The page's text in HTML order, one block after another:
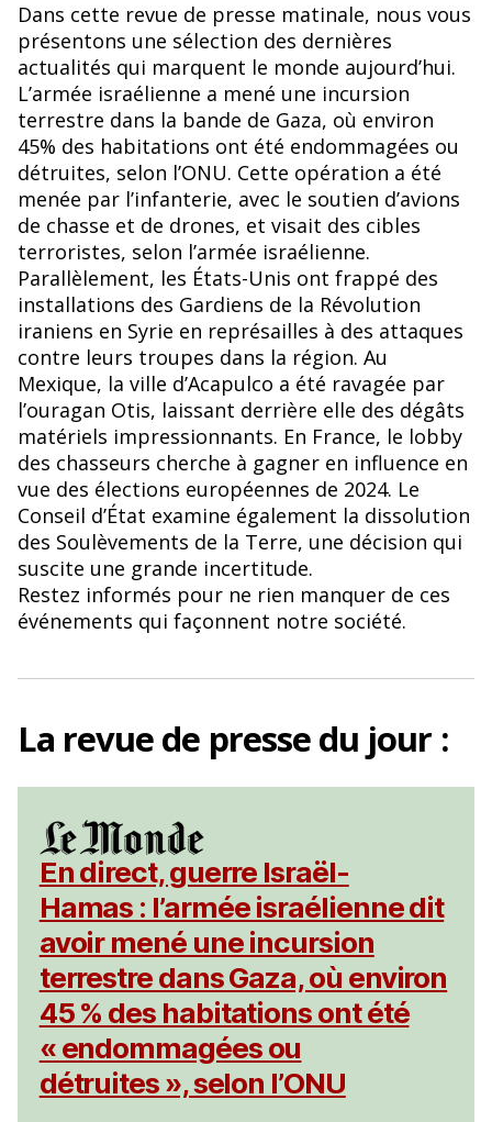
e
b
o
o
k
e
sk
y
Dans cette revue de presse matinale, nous vous
présentons une sélection des dernières
actualités qui marquent le monde aujourd’hui.
L’armée israélienne a mené une incursion
terrestre dans la bande de Gaza, où environ
45% des habitations ont été endommagées ou
détruites, selon l’ONU. Cette opération a été
menée par l’infanterie, avec le soutien d’avions
de chasse et de drones, et visait des cibles
terroristes, selon l’armée israélienne.
Parallèlement, les États-Unis ont frappé des
installations des Gardiens de la Révolution
iraniens en Syrie en représailles à des attaques
contre leurs troupes dans la région. Au
Mexique, la ville d’Acapulco a été ravagée par
l’ouragan Otis, laissant derrière elle des dégâts
matériels impressionnants. En France, le lobby
des chasseurs cherche à gagner en influence en
vue des élections européennes de 2024. Le
Conseil d’État examine également la dissolution
des Soulèvements de la Terre, une décision qui
suscite une grande incertitude.
Restez informés pour ne rien manquer de ces
événements qui façonnent notre société.
La revue de pressedu jour :
En direct, guerre Israël-
Hamas : l’armée israélienne dit
avoir mené une incursion
terrestre dans Gaza, où environ
45 % des habitations ont été
« endommagées ou
détruites », selon l’ONU